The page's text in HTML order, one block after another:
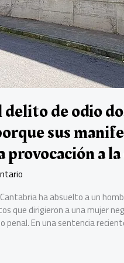
de odio
sus
provocación a
ha absuelto a un
que dirigieron a una mujer
penal. En una sentencia